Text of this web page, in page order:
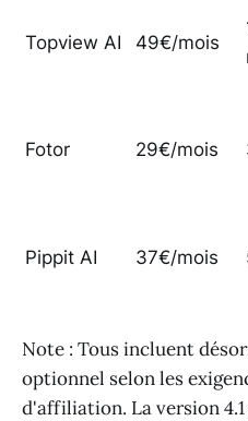
Topview AI 49€/mois
Fotor 29€/mois
Pippit AI 37€/mois
Note : Tous incluent
optionnel selon les
d'affiliation. La version